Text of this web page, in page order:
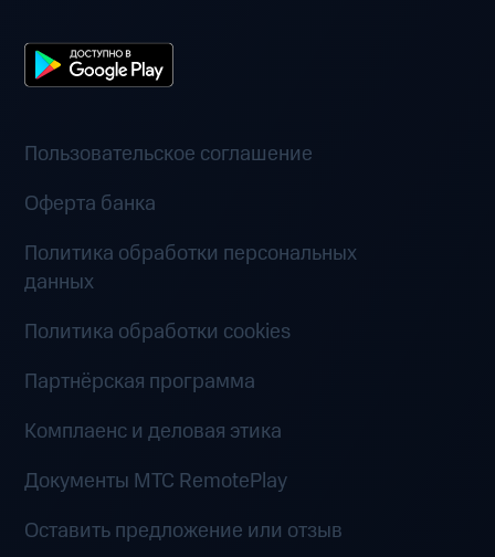
Пользовательское соглашение
Оферта банка
Политика обработки персональных
данных
Политика обработки cookies
Партнёрская программа
Комплаенс и деловая этика
Документы MTC RemotePlay
Оставить предложение или отзыв